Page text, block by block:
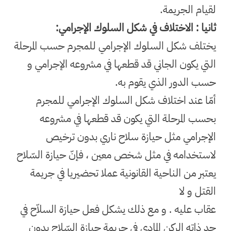
لقيام الجريمة.
ثانيا : الاختلاف في شكل السلوك الإجرامي:
يختلف شكل السلوك الإجرامي للمجرم حسب المرحلة
التي يكون الجاني قد قطعها في مشروعه الإجرامي و
حسب الدور الذي يقوم به.
أمّا عند اختلاف شكل السلوك الإجرامي للمجرم
بحسب المرحلة التي يكون قد قطعها في مشروعه
الإجرامي مثل حيازة سلاح ناري بدون ترخيص
لاستخدامه في مثل شخص معين ، فإنّ حيازة السّلاح
يعتبر من الناحية القانونية عملا تحضيريا في جريمة
القتل و لا
عقاب عليه . و مع ذلك يشكل فعل حيازة السلاّح في
حد ذاته الركن المادي في جريمة حيازة السّلاح بدون